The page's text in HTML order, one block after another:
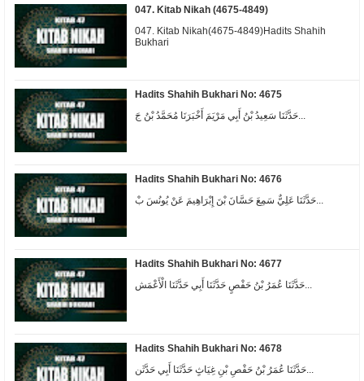
047. Kitab Nikah (4675-4849)
047. Kitab Nikah(4675-4849)Hadits Shahih
Bukhari
Hadits Shahih Bukhari No: 4675
حَدَّثَنَا سَعِيدُ بْنُ أَبِي مَرْيَمَ أَخْبَرَنَا مُحَمَّدُ بْنُ جَ...
Hadits Shahih Bukhari No: 4676
حَدَّثَنَا عَلِيٌّ سَمِعَ حَسَّانَ بْنَ إِبْرَاهِيمَ عَنْ يُونُسَ بْ...
Hadits Shahih Bukhari No: 4677
Hadits Shahih Bukhari No: 4678